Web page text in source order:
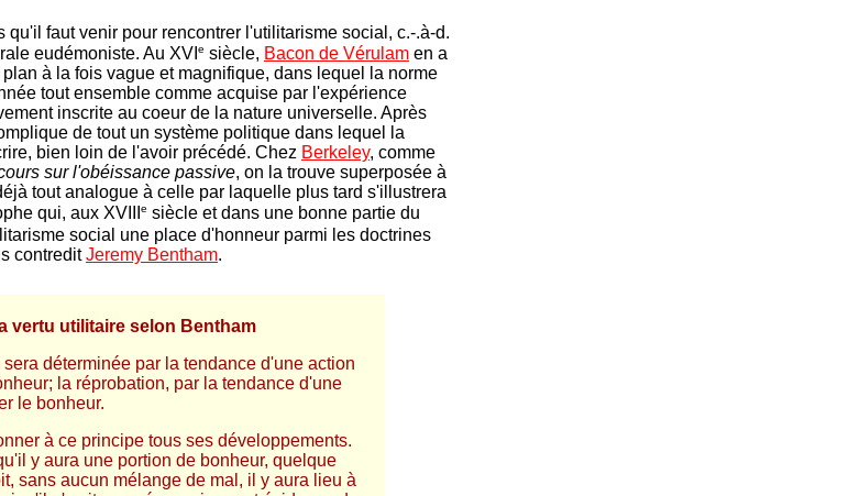
qu'il faut venir pour rencontrer l'utilitarisme social, c.-.à-d.
eudémoniste. Au XVI e siècle, Bacon de Vérulam en a
à la fois vague et magnifique, dans lequel la norme
tout ensemble comme acquise par l'expérience
inscrite au coeur de la nature universelle. Après
de tout un système politique dans lequel la
bien loin de l'avoir précédé. Chez Berkeley, comme
sur l'obéissance passive, on la trouve superposée à
tout analogue à celle par laquelle plus tard s'illustrera
qui, aux XVIII
e siècle et dans une bonne partie du
social une place d'honneur parmi les doctrines
contreditJeremy Bentham.
vertu utilitaire selon Bentham
déterminée par la tendance d'une action
la réprobation, par la tendance d'une
le bonheur.
à ce principe tous ses développements.
y aura une portion de bonheur, quelque
sans aucun mélange de mal, il y aura lieu à